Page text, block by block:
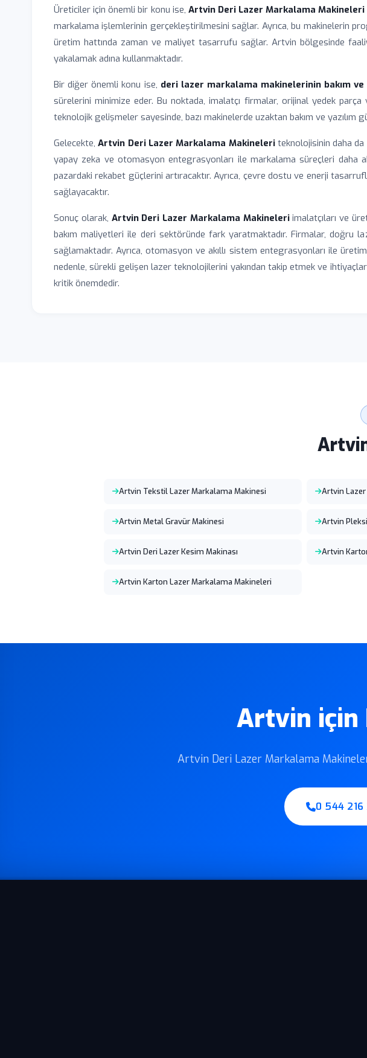
Üreticiler için önemli bir konu ise, Artvin Deri Lazer Markalama Makineleri
markalama işlemlerinin gerçekleştirilmesini sağlar. Ayrıca, bu makinelerin
üretim hattında zaman ve maliyet tasarrufu sağlar. Artvin bölgesinde
yakalamak adına kullanmaktadır.
Bir diğer önemli konu ise, deri lazer markalama makinelerinin bakım
sürelerini minimize eder. Bu noktada, imalatçı firmalar, orijinal yedek
teknolojik gelişmeler sayesinde, bazı makinelerde uzaktan bakım ve
Gelecekte,Artvin Deri Lazer Markalama Makineleriteknolojisinin daha da
yapay zeka ve otomasyon entegrasyonları ile markalama süreçleri daha
pazardaki rekabet güçlerini artıracaktır. Ayrıca, çevre dostu ve enerji
sağlayacaktır.
Sonuç olarak, Artvin Deri Lazer Markalama Makineleriimalatçıları ve
bakım maliyetleri ile deri sektöründe fark yaratmaktadır. Firmalar, doğru
sağlamaktadır. Ayrıca, otomasyon ve akıllı sistem entegrasyonları ile
nedenle, sürekli gelişen lazer teknolojilerini yakından takip etmek ve
kritik önemdedir.
Artvin Tekstil Lazer Markalama Makinesi Artvin
Artvin Metal Gravür Makinesi Artvin
Artvin Deri Lazer Kesim Makinası Artvin
Artvin Karton Lazer Markalama Makineleri
Artvin için
Artvin Deri Lazer Markalama
0 544 216